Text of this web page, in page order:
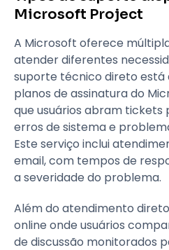
Microsoft Project
A Microsoft oferece
atender diferentes
suporte técnico direto está
planos de assinatura do
que usuários abram tickets
erros de sistema e
Este serviço inclui
email, com tempos de
a severidade do problema.
Além do atendimento
online onde usuários
de discussão monitorados